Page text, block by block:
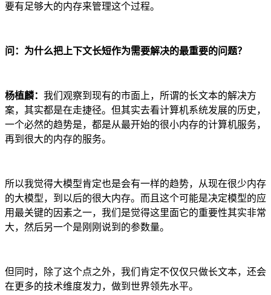
要有足够大的内存来管理这个过程。
问：为什么把上下文长短作为需要解决的最重要的问题？
杨植麟： 我们观察到现有的市面上，所谓的长文本的解决方
案，其实都是在走捷径。但其实去看计算机系统发展的历史，
一个必然的趋势是，都是从最开始的很小内存的计算机服务，
再到很大的内存的服务。
所以我觉得大模型肯定也是会有一样的趋势，从现在很少内存
的大模型，到以后的很大内存。而且这个可能是决定模型的应
用最关键的因素之一，我们是觉得这里面它的重要性其实非常
大，然后另一个是刚刚说到的参数量。
但同时，除了这个点之外，我们肯定不仅仅只做长文本，还会
在更多的技术维度发力，做到世界领先水平。